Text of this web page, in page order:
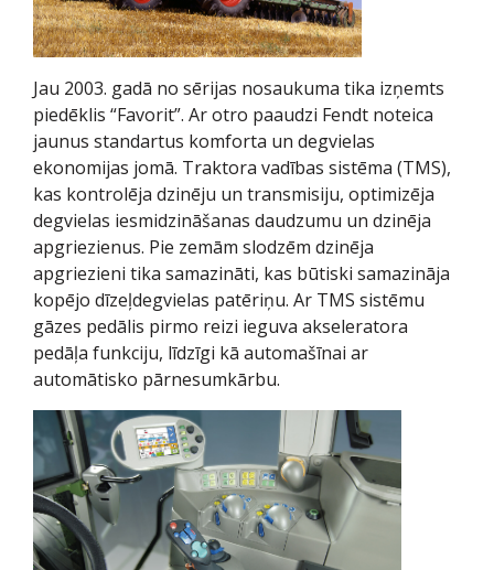
Jau 2003. gadā no sērijas nosaukuma tika izņemts
piedēklis “Favorit”. Ar otro paaudzi Fendt noteica
jaunus standartus komforta un degvielas
ekonomijas jomā. Traktora vadības sistēma (TMS),
kas kontrolēja dzinēju un transmisiju, optimizēja
degvielas iesmidzināšanas daudzumu un dzinēja
apgriezienus. Pie zemām slodzēm dzinēja
apgriezieni tika samazināti, kas būtiski samazināja
kopējo dīzeļdegvielas patēriņu. Ar TMS sistēmu
gāzes pedālis pirmo reizi ieguva akseleratora
pedāļa funkciju, līdzīgi kā automašīnai ar
automātisko pārnesumkārbu.